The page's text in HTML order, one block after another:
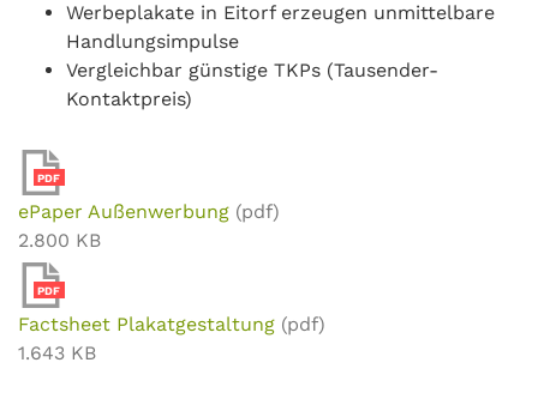
Werbeplakate in Eitorf erzeugen unmittelbare
Handlungsimpulse
Vergleichbar günstige TKPs (Tausender-
Kontaktpreis)
PDF
ePaper Außenwerbung (pdf)
2.800 KB
PDF
Factsheet Plakatgestaltung (pdf)
1.643 KB